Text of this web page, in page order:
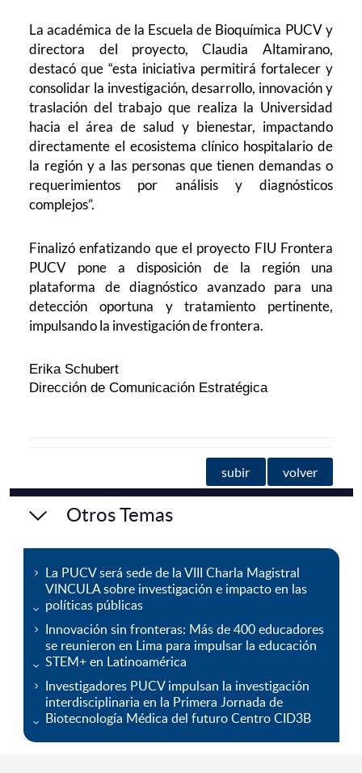
La académica de la Escuela de Bioquímica PUCV y
directora del proyecto, Claudia Altamirano,
destacó que “esta iniciativa permitirá fortalecer y
consolidar la investigación, desarrollo, innovación y
traslación del trabajo que realiza la Universidad
hacia el área de salud y bienestar, impactando
directamente el ecosistema clínico hospitalario de
la región y a las personas que tienen demandas o
requerimientos por análisis y diagnósticos
complejos”.
Finalizó enfatizando que el proyecto FIU Frontera
PUCV pone a disposición de la región una
plataforma de diagnóstico avanzado para una
detección oportuna y tratamiento pertinente,
impulsando la investigación de frontera.
Erika Schubert
Dirección de Comunicación Estratégica
subir volver
Otros Temas
La PUCV será sede de la VIII Charla Magistral
VINCULA sobre investigación e impacto en las
políticas públicas
Innovación sin fronteras: Más de 400 educadores
se reunieron en Lima para impulsar la educación
STEM+ en Latinoamérica
Investigadores PUCV impulsan la investigación
interdisciplinaria en la Primera Jornada de
Biotecnología Médica del futuro Centro CID3B